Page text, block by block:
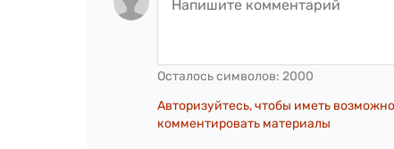
Осталось символов: 2000
Авторизуйтесь, чтобы иметь
комментировать материалы